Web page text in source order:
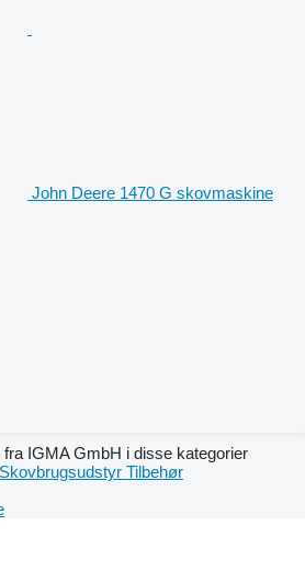
John Deere 1470 G skovmaskine
IGMA GmbH i disse kategorier
Skovbrugsudstyr Tilbehør